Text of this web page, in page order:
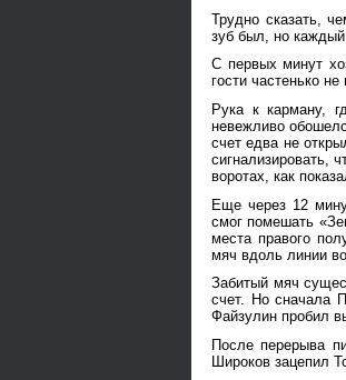
Трудно сказать,
зуб был, но каждый
С первых минут
гости частенько
Рука к карману,
невежливо
счет едва не
сигнализировать,
воротах, как
Еще через 12
смог помешать
места правого
мяч вдоль линии
Забитый мяч
счет. Но сначала
Файзулин пробил
После перерыва
Широков зацепил